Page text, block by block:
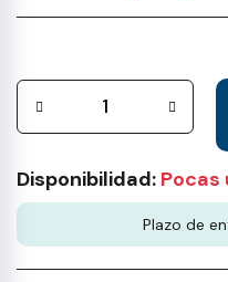
Disponibilidad: Pocas
Plazo de